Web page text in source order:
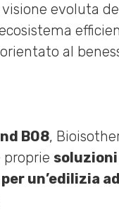
evoluta
al
B08,
proprie soluzioni
un’edilizia